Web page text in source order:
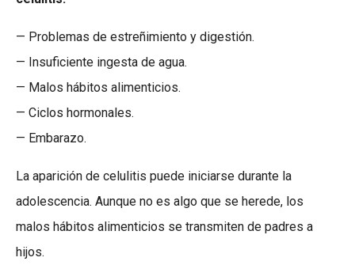
— Problemas de estreñimiento y digestión.
— Insuficiente ingesta de agua.
— Malos hábitos alimenticios.
— Ciclos hormonales.
— Embarazo.
La aparición de celulitis puede iniciarse durante la
adolescencia. Aunque no es algo que se herede, los
malos hábitos alimenticios se transmiten de padres a
hijos.